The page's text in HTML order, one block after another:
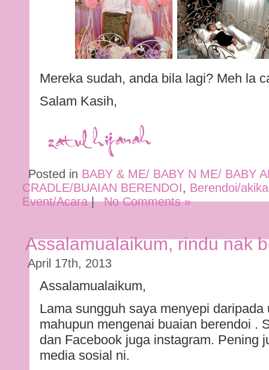
Mereka sudah, anda bila lagi? Meh la
Salam Kasih,
Posted in BABY & ME/ BABY N ME/ BABY
CRADLE/BUAIAN BERENDOI, Berendoi/
Event/Acara| No Comments »
Assalamualaikum, rindu nak
April 17th, 2013
Assalamualaikum,
Lama sungguh saya menyepi
mahupun mengenai buaian berendoi .
dan Facebook juga instagram. Pening
media sosial ni.